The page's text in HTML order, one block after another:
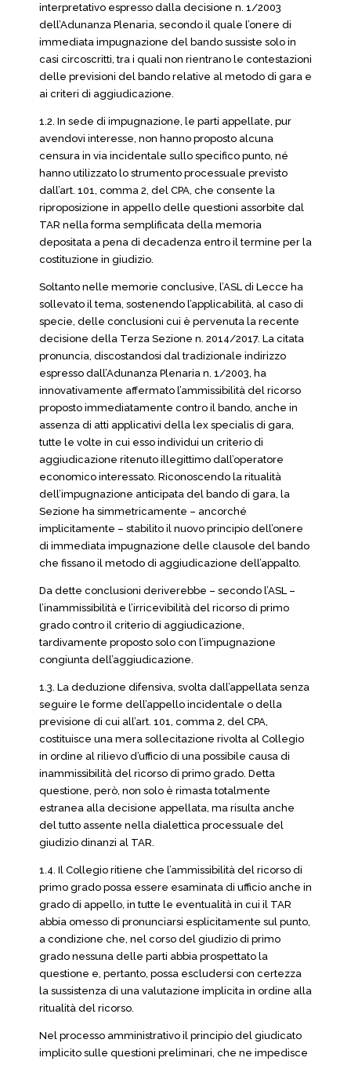
interpretativo espresso dalla decisione n. 1/2003
dell’Adunanza Plenaria, secondo il quale l’onere di
immediata impugnazione del bando sussiste solo in
casi circoscritti, tra i quali non rientrano le contestazioni
delle previsioni del bando relative al metodo di gara e
ai criteri di aggiudicazione.
1.2. In sede di impugnazione, le parti appellate, pur
avendovi interesse, non hanno proposto alcuna
censura in via incidentale sullo specifico punto, né
hanno utilizzato lo strumento processuale previsto
dall’art. 101, comma 2, del CPA, che consente la
riproposizione in appello delle questioni assorbite dal
TAR nella forma semplificata della memoria
depositata a pena di decadenza entro il termine per la
costituzione in giudizio.
Soltanto nelle memorie conclusive, l’ASL di Lecce ha
sollevato il tema, sostenendo l’applicabilità, al caso di
specie, delle conclusioni cui è pervenuta la recente
decisione della Terza Sezione n. 2014/2017. La citata
pronuncia, discostandosi dal tradizionale indirizzo
espresso dall’Adunanza Plenaria n. 1/2003, ha
innovativamente affermato l’ammissibilità del ricorso
proposto immediatamente contro il bando, anche in
assenza di atti applicativi della lex specialis di gara,
tutte le volte in cui esso individui un criterio di
aggiudicazione ritenuto illegittimo dall’operatore
economico interessato. Riconoscendo la ritualità
dell’impugnazione anticipata del bando di gara, la
Sezione ha simmetricamente – ancorché
implicitamente – stabilito il nuovo principio dell’onere
di immediata impugnazione delle clausole del bando
che fissano il metodo di aggiudicazione dell’appalto.
Da dette conclusioni deriverebbe – secondo l’ASL –
l’inammissibilità e l’irricevibilità del ricorso di primo
grado contro il criterio di aggiudicazione,
tardivamente proposto solo con l’impugnazione
congiunta dell’aggiudicazione.
1.3. La deduzione difensiva, svolta dall’appellata senza
seguire le forme dell’appello incidentale o della
previsione di cui all’art. 101, comma 2, del CPA,
costituisce una mera sollecitazione rivolta al Collegio
in ordine al rilievo d’ufficio di una possibile causa di
inammissibilità del ricorso di primo grado. Detta
questione, però, non solo è rimasta totalmente
estranea alla decisione appellata, ma risulta anche
del tutto assente nella dialettica processuale del
giudizio dinanzi al TAR.
1.4. Il Collegio ritiene che l’ammissibilità del ricorso di
primo grado possa essere esaminata di ufficio anche in
grado di appello, in tutte le eventualità in cui il TAR
abbia omesso di pronunciarsi esplicitamente sul punto,
a condizione che, nel corso del giudizio di primo
grado nessuna delle parti abbia prospettato la
questione e, pertanto, possa escludersi con certezza
la sussistenza di una valutazione implicita in ordine alla
ritualità del ricorso.
Nel processo amministrativo il principio del giudicato
implicito sulle questioni preliminari, che ne impedisce